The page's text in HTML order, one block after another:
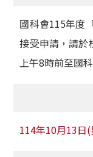
國科會115年度
接受申請，請於
上午8時前至國
114年10月13日